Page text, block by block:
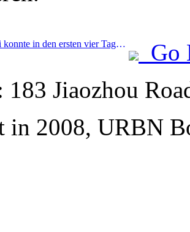
Prev:Shanghai konnte in den ersten vier Tagen des Mittherbstfestes und der Nationalfeiertage über 15,11 Millionen Besucher begrüßen, was einem Anstieg von über 20 % im Vergleich zum Vorjahr entspricht.
Go
183 Jiaozhou
in 2008, URBN